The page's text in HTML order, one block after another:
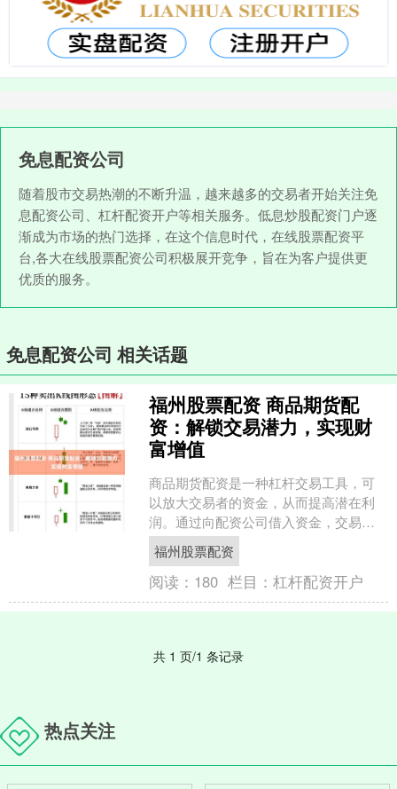
免息配资公司
随着股市交易热潮的不断升温，越来越多的交易者开始关注免
息配资公司、杠杆配资开户等相关服务。低息炒股配资门户逐
渐成为市场的热门选择，在这个信息时代，在线股票配资平
台,各大在线股票配资公司积极展开竞争，旨在为客户提供更
优质的服务。
免息配资公司 相关话题
福州股票配资 商品期货配
资：解锁交易潜力，实现财
富增值
商品期货配资是一种杠杆交易工具，可
以放大交易者的资金，从而提高潜在利
润。通过向配资公司借入资金，交易者
可以扩大其交易规模，增加获利机会。 *
**安全性：**平....
福州股票配资
阅读： 180 栏目：杠杆配资开户
共 1 页/1 条记录
热点关注